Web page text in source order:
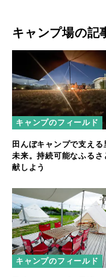
キャンプ場の記
キャンプのフィールド
田んぼキャンプで支える
未来。持続可能なふるさ
献しよう
キャンプのフィールド